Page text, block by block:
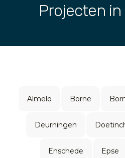
Projecten in
Almelo Borne
Deurningen
Enschede Epse